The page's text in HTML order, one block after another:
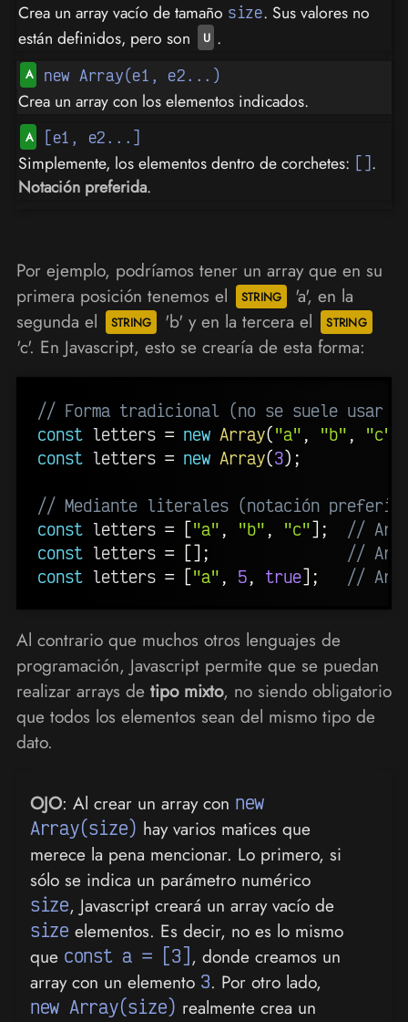
Crea un array vacío de tamaño size. Sus valores no
están definidos, pero son
.
new Array(e1, e2...)
Crea un array con los elementos indicados.
[e1, e2...]
Simplemente, los elementos dentro de corchetes: [].
Notación preferida.
Por ejemplo, podríamos tener un array que en su
primera posición tenemos el
'a', en la
segunda el
'b' y en la tercera el
'c'. En Javascript, esto se crearía de esta forma:
// Forma tradicional (no se suele usar
const letters = new Array("a" , "b" , "c"
const letters = new Array(3) ;
// Mediante literales (notación
const letters = ["a" , "b" , "c"] ;
//
const letters = [] ;
//
const letters = ["a" , 5, true] ; //
Al contrario que muchos otros lenguajes de
programación, Javascript permite que se puedan
realizar arrays de tipo mixto, no siendo obligatorio
que todos los elementos sean del mismo tipo de
dato.
OJO: Al crear un array con new
Array(size) hay varios matices que
merece la pena mencionar. Lo primero, si
sólo se indica un parámetro numérico
size, Javascript creará un array vacío de
size elementos. Es decir, no es lo mismo
que const a = [3] , donde creamos un
array con un elemento 3. Por otro lado,
new Array(size) realmente crea un